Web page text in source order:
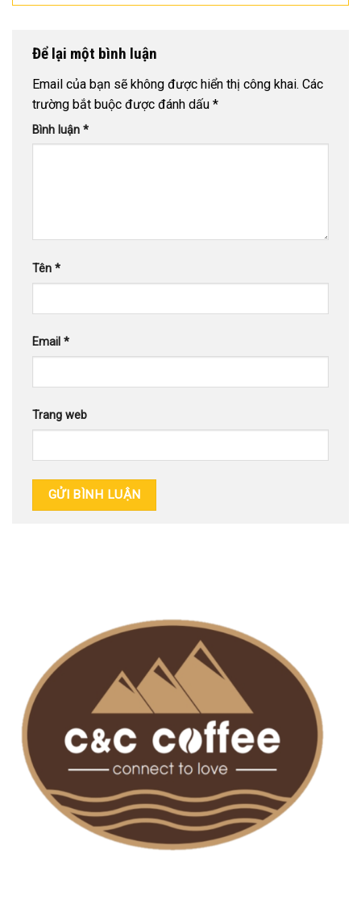
Để lại một bình luận
Email của bạn sẽ không được hiển thị công khai. Các
trường bắt buộc được đánh dấu *
Bình luận *
Tên *
Email *
Trang web